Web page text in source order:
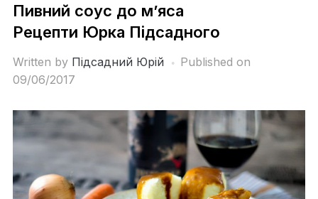
Пивний соус до м’яса
Рецепти Юрка Підсадного
Written by Підсадний Юрій
Published on
09/06/2017